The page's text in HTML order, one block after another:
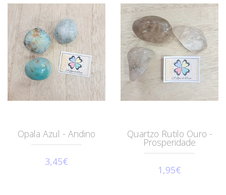
Opala Azul - Andino
3,45€
Quartzo Rutilo Ouro -
Prosperidade
1,95€